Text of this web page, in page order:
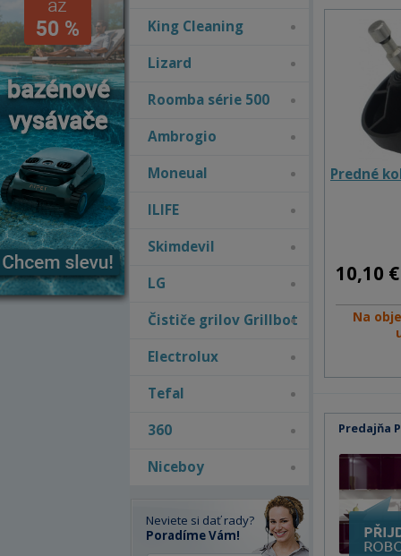
King Cleaning
Lizard
Roomba série 500
Ambrogio
Moneual
ILIFE
Skimdevil
LG
Čističe grilov Grillbot
Electrolux
Tefal
360
Niceboy
Neviete si dať rady?
Poradíme Vám!
Predné
10,10 €
Na
Predajňa